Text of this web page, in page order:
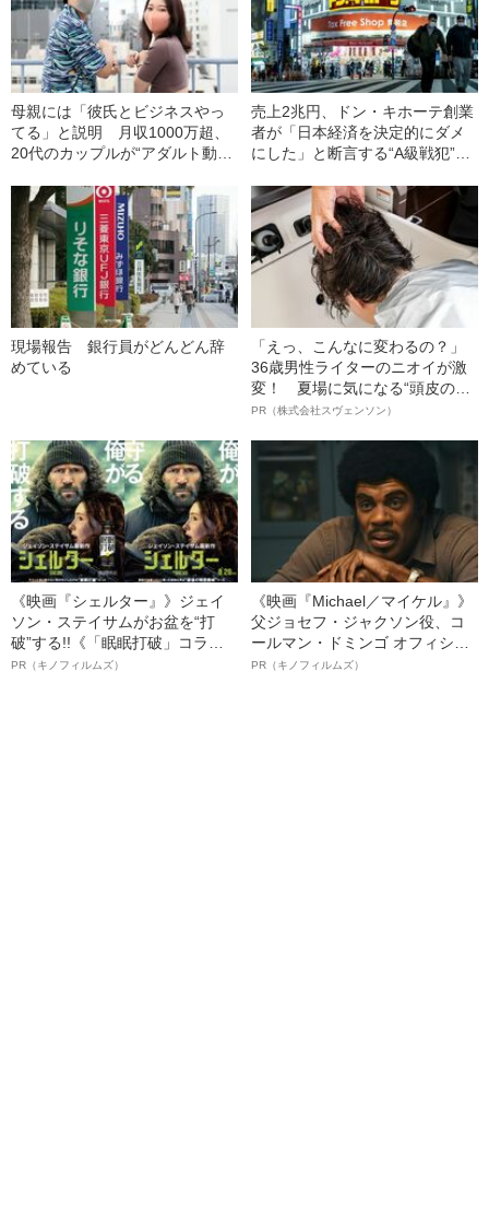
母親には「彼氏とビジネスやっ
てる」と説明 月収1000万超、
20代のカップルが“アダルト動画
売上2兆円、ドン・キホーテ創業
者が「日本経済を決定的にダメ
にした」と断言する“A級戦犯”と
現場報告 銀行員がどんどん辞
めている
「えっ、こんなに変わるの？」
36歳男性ライターのニオイが激
変！ 夏場に気になる“頭皮のニ
オイ”や“ベタつき”を解消す
ト”が生み出した徹底ケアとは
PR（株式会社スヴェンソン）
《映画『シェルター』》ジェイ
ソン・ステイサムがお盆を“打
破”する!!《「眠眠打破」コラ
ボ》
PR（キノフィルムズ）
《映画『Michael／マイケル』》
父ジョセフ・ジャクソン役、コ
ールマン・ドミンゴ オフィシャ
ルインタビュー“観客を魅了した
PR（キノフィルムズ）